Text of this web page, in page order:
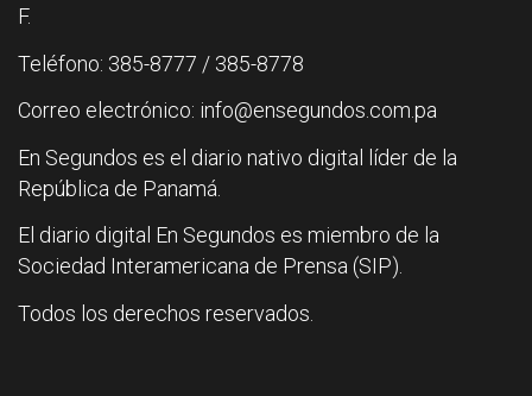
F.
Teléfono: 385-8777 / 385-8778
Correo electrónico: info@ensegundos.com.pa
En Segundos es el diario nativo digital líder de la
República de Panamá.
El diario digital En Segundos es miembro de la
Sociedad Interamericana de Prensa (SIP).
Todos los derechos reservados.